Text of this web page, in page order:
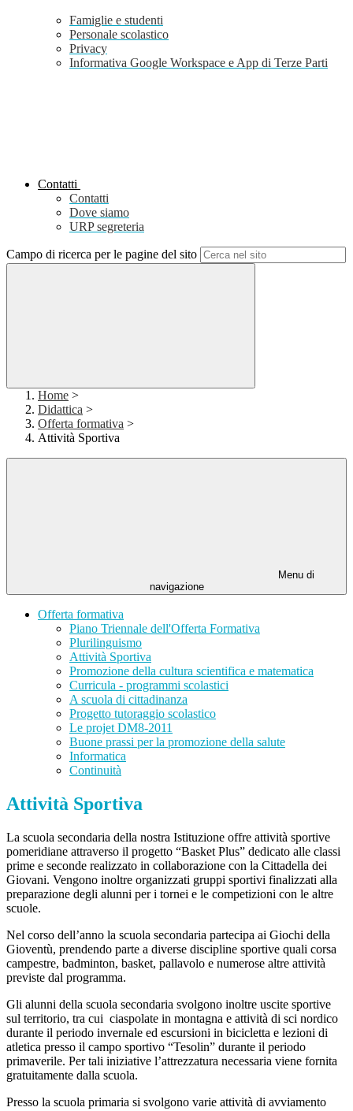
Famiglie e studenti
Personale scolastico
Privacy
Informativa Google Workspace e App di Terze Parti
Contatti
Contatti
Dove siamo
URP segreteria
Campo di ricerca per le pagine del sito
Home >
Didattica >
Offerta formativa >
Attività Sportiva
Menu di
navigazione
Offerta formativa
Piano Triennale dell'Offerta Formativa
Plurilinguismo
Attività Sportiva
Promozione della cultura scientifica e matematica
Curricula - programmi scolastici
A scuola di cittadinanza
Progetto tutoraggio scolastico
Le projet DM8-2011
Buone prassi per la promozione della salute
Informatica
Continuità
Attività Sportiva
La scuola secondaria della nostra Istituzione offre attività sportive
pomeridiane attraverso il progetto “Basket Plus” dedicato alle classi
prime e seconde realizzato in collaborazione con la Cittadella dei
Giovani. Vengono inoltre organizzati gruppi sportivi finalizzati alla
preparazione degli alunni per i tornei e le competizioni con le altre
scuole.
Nel corso dell’anno la scuola secondaria partecipa ai Giochi della
Gioventù, prendendo parte a diverse discipline sportive quali corsa
campestre, badminton, basket, pallavolo e numerose altre attività
previste dal programma.
Gli alunni della scuola secondaria svolgono inoltre uscite sportive
sul territorio, tra cui ciaspolate in montagna e attività di sci nordico
durante il periodo invernale ed escursioni in bicicletta e lezioni di
atletica presso il campo sportivo “Tesolin” durante il periodo
primaverile. Per tali iniziative l’attrezzatura necessaria viene fornita
gratuitamente dalla scuola.
Presso la scuola primaria si svolgono varie attività di avviamento